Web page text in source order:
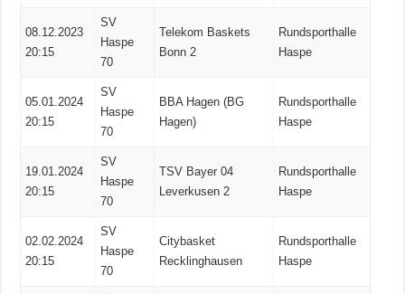
08.12.2023
20:15
SV
Haspe
70
Telekom Baskets
Bonn 2
Rundsporthalle
Haspe
05.01.2024
20:15
SV
Haspe
70
BBA Hagen (BG
Hagen)
Rundsporthalle
Haspe
19.01.2024
20:15
SV
Haspe
70
TSV Bayer 04
Leverkusen 2
Rundsporthalle
Haspe
02.02.2024
20:15
SV
Haspe
70
Citybasket
Recklinghausen
Rundsporthalle
Haspe